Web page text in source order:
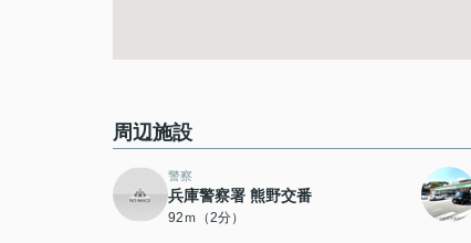
周辺施設
警察
兵庫警察署 熊野交番
92ｍ（2分）